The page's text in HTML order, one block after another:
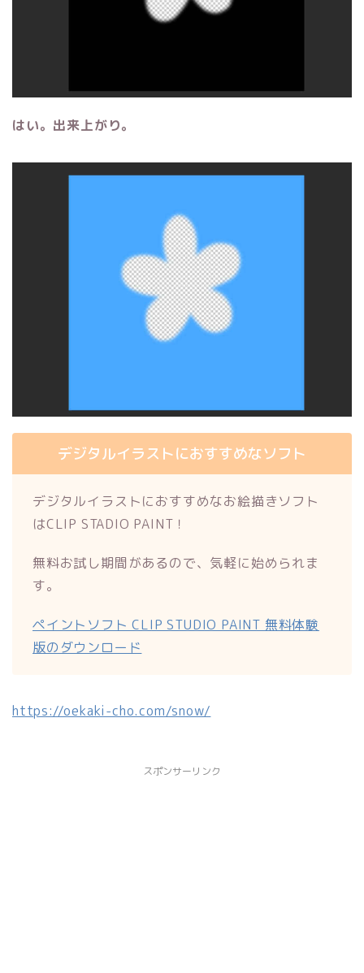
はい。出来上がり。
デジタルイラストにおすすめなソフト
デジタルイラストにおすすめなお絵描きソフト
はCLIP STADIO PAINT！
無料お試し期間があるので、気軽に始められま
す。
ペイントソフト CLIP STUDIO PAINT 無料体験
版のダウンロード
https://oekaki-cho.com/snow/
スポンサーリンク